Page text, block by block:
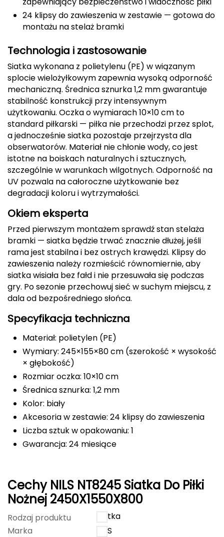
CMP
Ciele Athletics
Climbing Technology
Coleman
Columbia
Comodo
D
DUNLOP
Darn Tough
Deuter
Dolomite
E
ENERO CAMP
ENERO PRO
Elmer by Swany
Extremities
Fjord Nansen
GIVOVA
24 klipsy do zawieszenia w zestawie — gotowa do
montażu na stelaż bramki
Technologia i zastosowanie
Siatka wykonana z polietylenu (PE) w wiązanym
splocie wielożyłkowym zapewnia wysoką odporność
mechaniczną. Średnica sznurka 1,2 mm gwarantuje
stabilność konstrukcji przy intensywnym
użytkowaniu. Oczka o wymiarach 10×10 cm to
standard piłkarski — piłka nie przechodzi przez splot,
a jednocześnie siatka pozostaje przejrzysta dla
obserwatorów. Materiał nie chłonie wody, co jest
istotne na boiskach naturalnych i sztucznych,
szczególnie w warunkach wilgotnych. Odporność na
UV pozwala na całoroczne użytkowanie bez
degradacji koloru i wytrzymałości.
Okiem eksperta
Przed pierwszym montażem sprawdź stan stelaża
bramki — siatka będzie trwać znacznie dłużej, jeśli
rama jest stabilna i bez ostrych krawędzi. Klipsy do
zawieszenia należy rozmieścić równomiernie, aby
siatka wisiała bez fałd i nie przesuwała się podczas
gry. Po sezonie przechowuj sieć w suchym miejscu, z
dala od bezpośredniego słońca.
Specyfikacja techniczna
Materiał: polietylen (PE)
Wymiary: 245×155×80 cm (szerokość × wysokość
× głębokość)
Rozmiar oczka: 10×10 cm
Średnica sznurka: 1,2 mm
Kolor: biały
Akcesoria w zestawie: 24 klipsy do zawieszenia
Liczba sztuk w opakowaniu: 1
Gwarancja: 24 miesiące
Cechy NILS NT8245 Siatka Do Piłki
Nożnej 2450X1550X800
Rodzaj produktu
Siatka
Marka
NILS